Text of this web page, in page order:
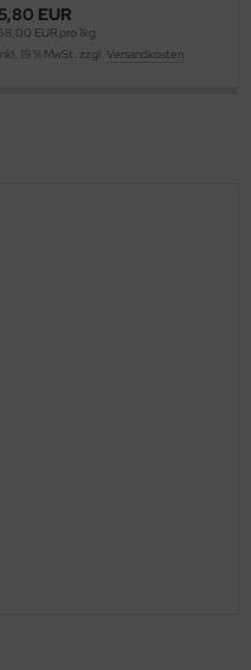
5,80 EUR
58,00 EUR pro 1kg
inkl. 19 % MwSt. zzgl. Versandkosten